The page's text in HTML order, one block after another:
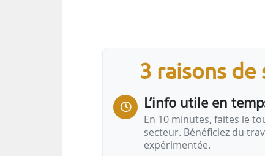
L’AMI s’adresse aux «
partenariat avec la Ville de Gif-
3 raisons de
L’info utile en
En 10 minutes, faites le
secteur. Bénéficiez du
expérimentée.